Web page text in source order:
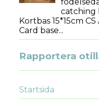
catching
Kortbas 15*15cm
Card base...
Rapportera
Startsida